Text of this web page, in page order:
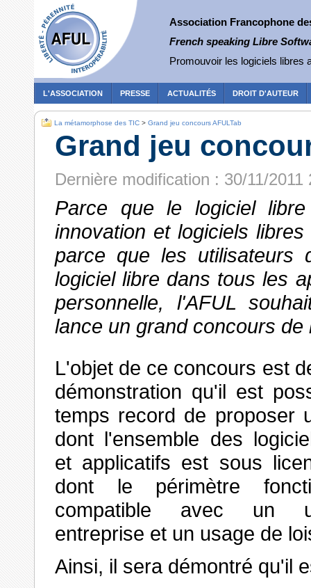
Association Francophone
French speaking Libre
Promouvoir les logiciels libres
L'ASSOCIATION PRESSE ACTUALITÉS DROIT D'AUTEUR
La métamorphose des TIC > Grand jeu concours AFULTab
Grand jeu
Dernière modification : 30/11/2011
Parce que le logiciel
innovation et logiciels
parce que les utilisateurs
logiciel libre dans tous les
personnelle, l'AFUL
lance un grand concours de
L'objet de ce concours est
démonstration qu'il est
temps record de proposer
dont l'ensemble des
et applicatifs est sous
dont le périmètre
compatible avec un
entreprise et un usage de
Ainsi, il sera démontré qu'il